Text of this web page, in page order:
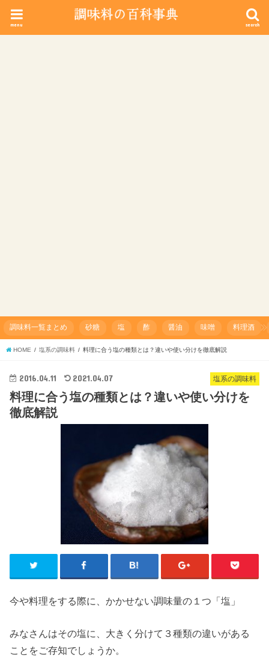
search
menu
調味料一覧まとめ 砂糖 塩 酢 醤油 味噌 料理酒
HOME 塩系の調味料 料理に合う塩の種類とは？違いや使い分けを徹底解説
塩系の調味料
2016.04.11 2021.04.07
料理に合う塩の種類とは？違いや使い分けを
徹底解説
今や料理をする際に、かかせない調味量の１つ「塩」
みなさんはその塩に、大きく分けて３種類の違いがある
ことをご存知でしょうか。